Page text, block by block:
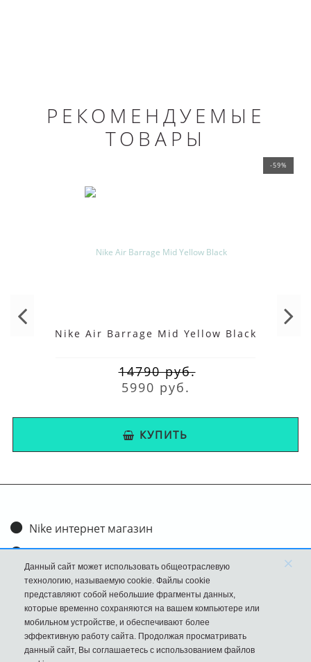
РЕКОМЕНДУЕМЫЕ
ТОВАРЫ
-59%
Nike Air Barrage Mid Yellow Black
14790 руб.
5990 руб.
КУПИТЬ
Nike интернет магазин
Доставка и оплата
Обмен и возврат
Размеры
FAQ
Новости
Данный сайт может использовать общеотраслевую
технологию, называемую cookie. Файлы cookie
представляют собой небольшие фрагменты данных,
которые временно сохраняются на вашем компьютере или
мобильном устройстве, и обеспечивают более
эффективную работу сайта. Продолжая просматривать
данный сайт, Вы соглашаетесь с использованием файлов
×